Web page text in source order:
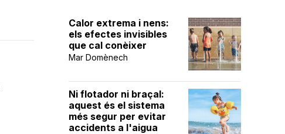
Calor extrema i nens:
els efectes invisibles
que cal conèixer
Mar Domènech
Ni flotador ni braçal:
aquest és el sistema
més segur per evitar
accidents a l'aigua